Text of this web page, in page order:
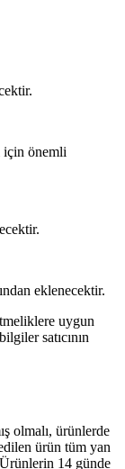
için önemli
eklenecektir.
uygun
satıcının
olmalı, ürünlerde
ürün tüm yan
14 günde